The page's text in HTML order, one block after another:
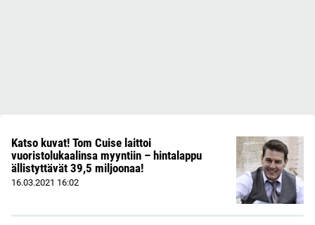
Katso kuvat! Tom Cuise laittoi
vuoristolukaalinsa myyntiin – hintalappu
ällistyttävät 39,5 miljoonaa!
16.03.2021 16:02